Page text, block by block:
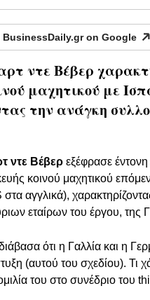
BusinessDaily.gr on Google
ντε Βέβερ
μαχητικού με
την ανάγκη
ντε Βέβερ εξέφρασε
κοινού μαχητικού
αγγλικά),
εταίρων του έργου, της
ότι η Γαλλία και η
(αυτού του σχεδίου). Τι
του στο συνέδριο του